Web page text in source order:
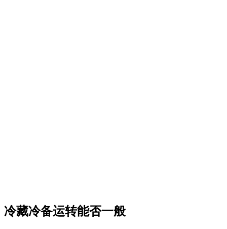
冷藏冷备运转能否一般